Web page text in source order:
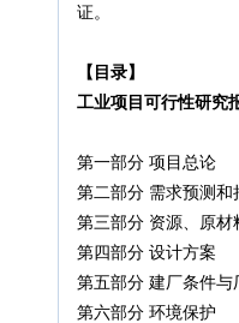
证。
【目录】
工业项目可行性研究
第一部分 项目总论
第二部分 需求预测和
第三部分 资源、原
第四部分 设计方案
第五部分 建厂条件与
第六部分 环境保护